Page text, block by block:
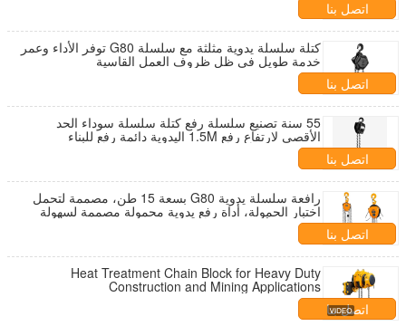
اتصل بنا
كتلة سلسلة يدوية مثلثة مع سلسلة G80 توفر الأداء وعمر
خدمة طويل في ظل ظروف العمل القاسية
اتصل بنا
55 سنة تصنيع سلسلة رفع كتلة سلسلة سوداء الحد
الأقصى لارتفاع رفع 1.5M اليدوية دائمة رفع للبناء
اتصل بنا
رافعة سلسلة يدوية G80 بسعة 15 طن، مصممة لتحمل
اختبار الحمولة، أداة رفع يدوية محمولة مصممة لسهولة
التشغيل وأقصى درجات الأمان
اتصل بنا
Heat Treatment Chain Block for Heavy Duty
Construction and Mining Applications
اتصل بنا